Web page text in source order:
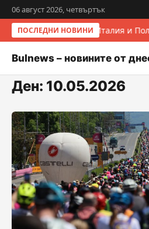
06 август 2026, четвъртък
ПОСЛЕДНИ НОВИНИ Италия и
Bulnews – новините от
Ден: 10.05.2026